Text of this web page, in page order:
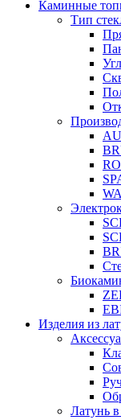
Каминные
Тип
Изделия из
Латунь